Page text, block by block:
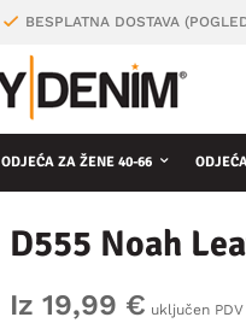
BESPLATNA DOSTAVA
ODJEĆA ZA ŽENE 40-66
D555 Noah
Iz 19,99 € uključen PDV